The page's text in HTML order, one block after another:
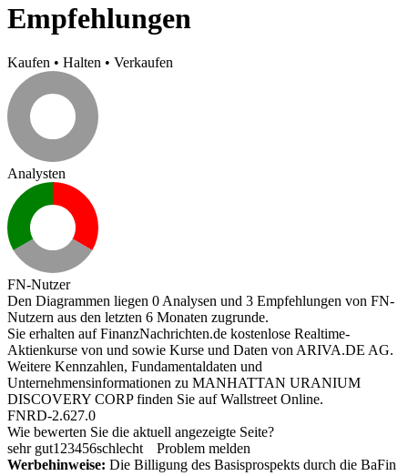
Empfehlungen
Kaufen • Halten • Verkaufen
Analysten
FN-Nutzer
Den Diagrammen liegen 0 Analysen und 3 Empfehlungen von FN-
Nutzern aus den letzten 6 Monaten zugrunde.
Sie erhalten auf FinanzNachrichten.de kostenlose Realtime-
Aktienkurse von und sowie Kurse und Daten von ARIVA.DE AG.
Weitere Kennzahlen, Fundamentaldaten und
Unternehmensinformationen zu MANHATTAN URANIUM
DISCOVERY CORP finden Sie aufWallstreet Online.
FNRD-2.627.0
Wie bewerten Sie die aktuell angezeigte Seite?
sehr gut1 23456schlecht
Problem melden
Werbehinweise: Die Billigung des Basisprospekts durch die BaFin